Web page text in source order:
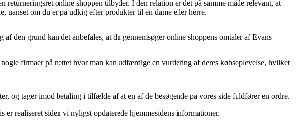
online shoppen tilbyder. I den relation er det på samme måde relevant, at
uanset om du er på udkig efter produkter til en dame eller herre.
den grund kan det anbefales, at du gennemsøger online shoppens omtaler af Evans
firmaer på nettet hvor man kan udfærdige en vurdering af deres købsoplevelse, hvilket
og tager imod betaling i tilfælde af at en af de besøgende på vores side fuldfører en ordre.
realiseret siden vi nyligst opdaterede hjemmesidens informationer.